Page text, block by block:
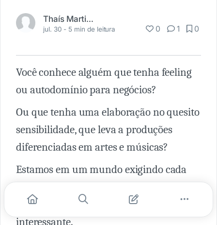
Thaís Martins
jul. 30 - 5 min de leitura 0 1 0
Você conhece alguém que tenha feeling
ou autodomínio para negócios?
Ou que tenha uma elaboração no quesito
sensibilidade, que leva a produções
diferenciadas em artes e músicas?
Estamos em um mundo exigindo cada
e o feeling se tornou suporte
interessante.